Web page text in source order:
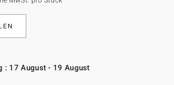
: 17 August - 19 August